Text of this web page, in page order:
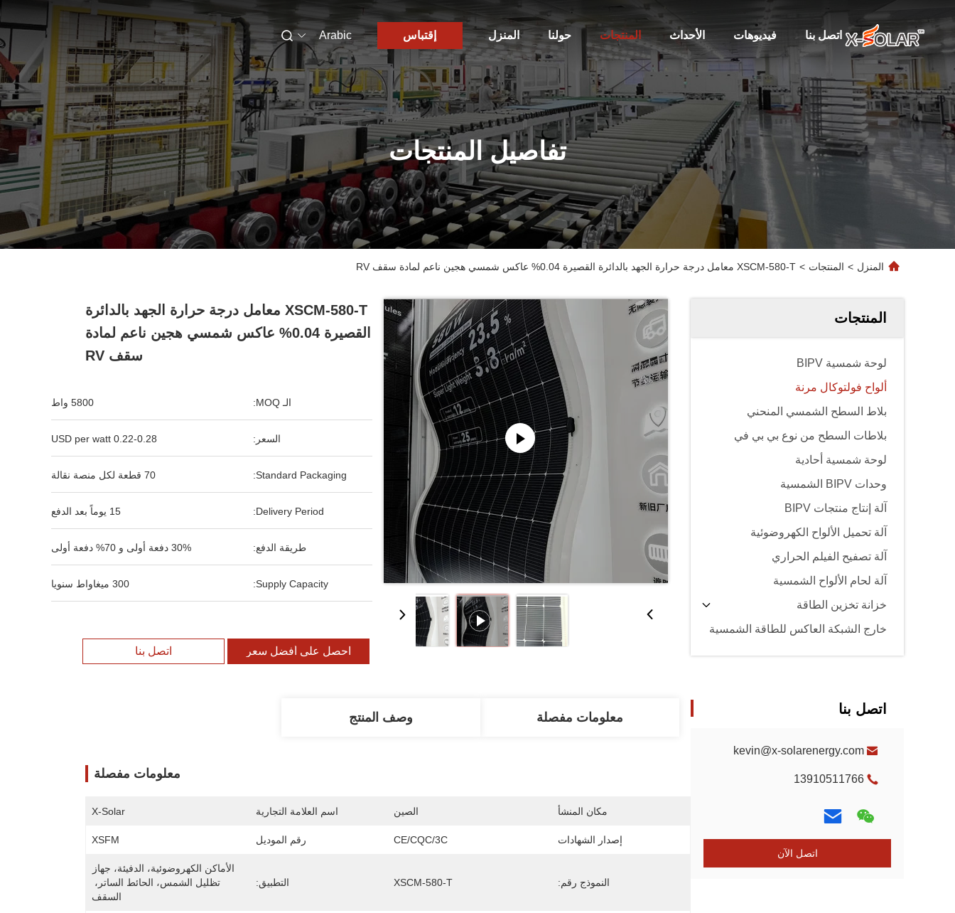
المنزل حولنا المنتجات الأحداث فيديوهات اتصل بنا إقتباس Arabic
تفاصيل المنتجات
المنزل > المنتجات > XSCM-580-T معامل درجة حرارة الجهد بالدائرة القصيرة 0.04% عاكس شمسي هجين ناعم لمادة سقف RV
المنتجات
لوحة شمسية BIPV
ألواح فولتوكال مرنة
بلاط السطح الشمسي المنحني
بلاطات السطح من نوع بي بي في
لوحة شمسية أحادية
وحدات BIPV الشمسية
آلة إنتاج منتجات BIPV
آلة تحميل الألواح الكهروضوئية
آلة تصفيح الفيلم الحراري
آلة لحام الألواح الشمسية
خزانة تخزين الطاقة
خارج الشبكة العاكس للطاقة الشمسية
اتصل بنا
kevin@x-solarenergy.com
13910511766
اتصل الآن
XSCM-580-T معامل درجة حرارة الجهد بالدائرة
القصيرة 0.04% عاكس شمسي هجين ناعم لمادة
سقف RV
الـ MOQ: 5800 واط
السعر: 0.22-0.28 USD per watt
Standard Packaging: 70 قطعة لكل منصة نقالة
Delivery Period: 15 يوماً بعد الدفع
طريقة الدفع: 30% دفعة أولى و 70% دفعة أولى
Supply Capacity: 300 ميغاواط سنويا
احصل على أفضل سعر اتصل بنا
معلومات مفصلة وصف المنتج
معلومات مفصلة
مكان المنشأ الصين اسم العلامة التجارية X-Solar
إصدار الشهادات CE/CQC/3C رقم الموديل XSFM
النموذج رقم: XSCM-580-T التطبيق:
السقف